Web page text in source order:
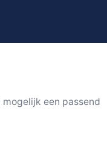
een passend